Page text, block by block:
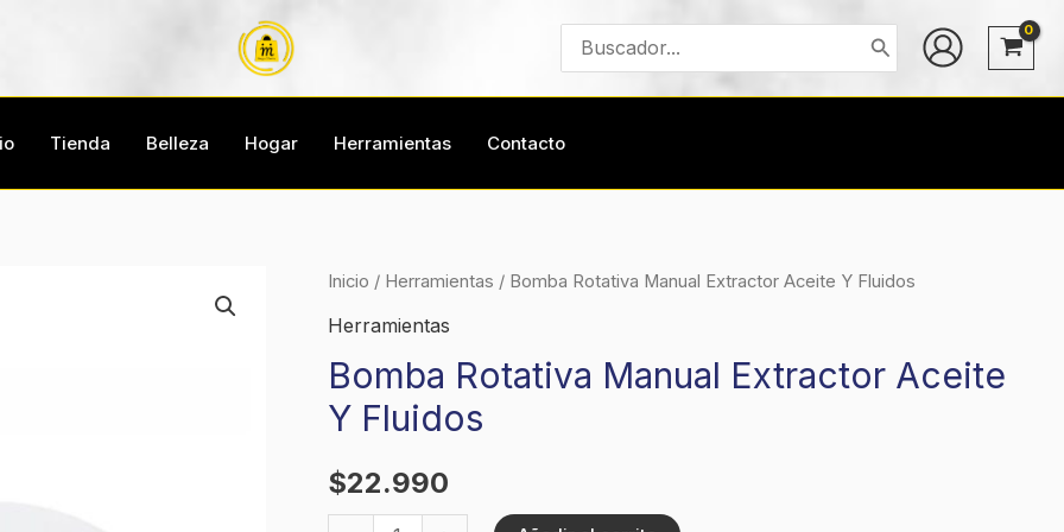
Buscar
por:
Tienda Belleza Hogar Herramientas Contacto
Inicio / Herramientas / Bomba Rotativa Manual Extractor Aceite Y Fluidos
Herramientas
Bomba Rotativa Manual Extractor Aceite
Y Fluidos
$22.990
Bomba
Rotativa
Extractor
Aceite
Fluidos
cantidad